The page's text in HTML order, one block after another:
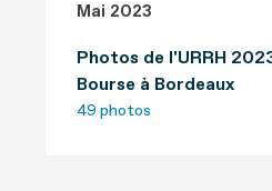
Mai 2023
Photos de l'URRH
Bourse à Bordeaux
49 photos